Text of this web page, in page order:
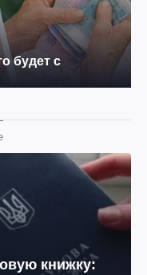
книжку: